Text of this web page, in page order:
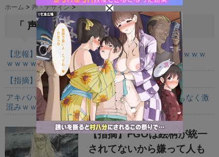
u
t
e
ホーム > 声・デザイン >
「 声・デザイン 」 一覧
【悲報】ライザさん、お●ぱいを触られてしまうｗｗｗｗ
ｗｗｗｗ
【指摘】卑弥呼の強化はぶっ壊れじゃない？
アキバハラ、乞食とテンバイヤーのせいでとんでもなく激
混みｗｗｗｗｗ
【指摘】FGOは絵柄が統一
されてないから嫌って人も